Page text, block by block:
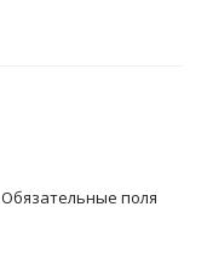
Обязательные поля